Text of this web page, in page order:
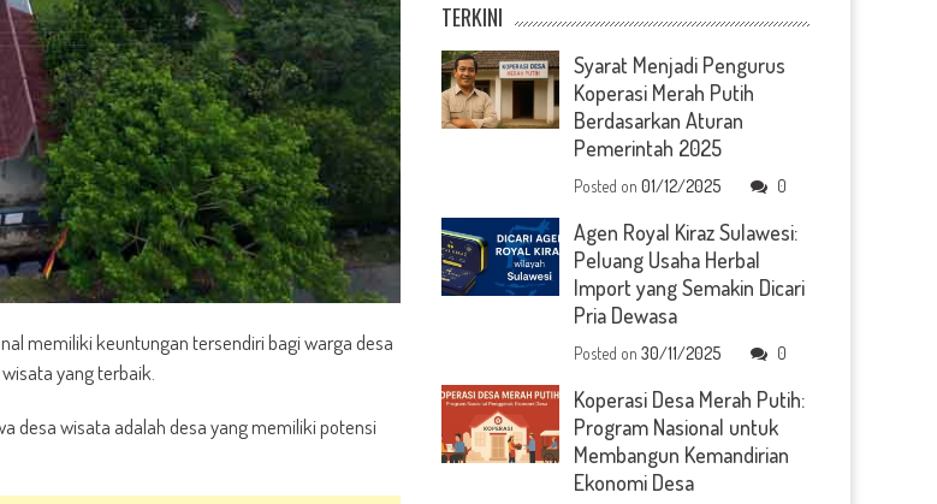
memiliki keuntungan tersendiri bagi warga desa
yang terbaik.
desa wisata adalah desa yang memiliki potensi
TERKINI
Syarat Menjadi Pengurus
Koperasi Merah Putih
Berdasarkan Aturan
Pemerintah 2025
Posted on01/12/2025 0
Agen Royal Kiraz Sulawesi:
Peluang Usaha Herbal
Import yang Semakin Dicari
Pria Dewasa
Posted on30/11/2025 0
Koperasi Desa Merah Putih:
Program Nasional untuk
Membangun Kemandirian
Ekonomi Desa